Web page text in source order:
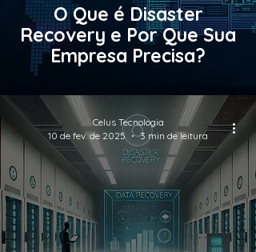
O Que é Disaster
Recovery e Por Que Sua
Empresa Precisa?
Celus Tecnologia
10 de fev. de 2025
3 min de leitura